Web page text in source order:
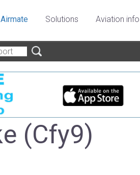
Solutions Aviation info
(Cfy9)